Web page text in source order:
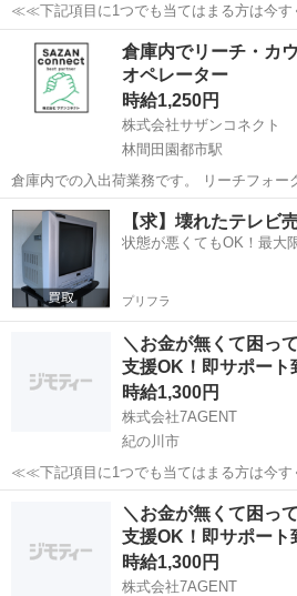
≪≪下記項目に1つでも当てはまる方は今
ちのお金がほとんど無い ②今日泊まる寝床
る、止まりそう ④今スグ働きたい ⑤いっぱい稼ぎた
コーディネータ...
和歌山 新宮市 倉庫
倉庫内でリーチ・カ
オペレーター
時給1,250円
株式会社サザンコネクト
林間田園都市駅
倉庫内での入出荷業務です。 リーチフォークリフト・カウンターフォ
ークリフトの両方を使用し、 商品の入出庫
ろし作業を行っていただきます。 【POINT】 出張面接・WEB面接対
応可能！ 土日祝休み！...
和歌山 橋本市 林間田園都市駅
【求】壊れたテレビ
状態が悪くてもOK！最大
プリフラ
＼お金が無くて困っ
支援OK！即サポー
時給1,300円
株式会社7AGENT
紀の川市
≪≪下記項目に1つでも当てはまる方は今
ちのお金がほとんど無い ②今日泊まる寝床
る、止まりそう ④今スグ働きたい ⑤いっぱい稼ぎたい
コーディネータ...
紀の川市 倉庫 生活支援
＼お金が無くて困っ
支援OK！即サポー
時給1,300円
株式会社7AGENT